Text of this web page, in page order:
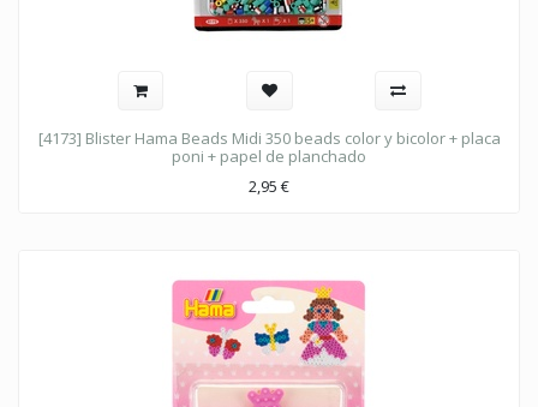
[4173] Blister Hama Beads Midi 350 beads color y bicolor + placa
poni + papel de planchado
2,95 €